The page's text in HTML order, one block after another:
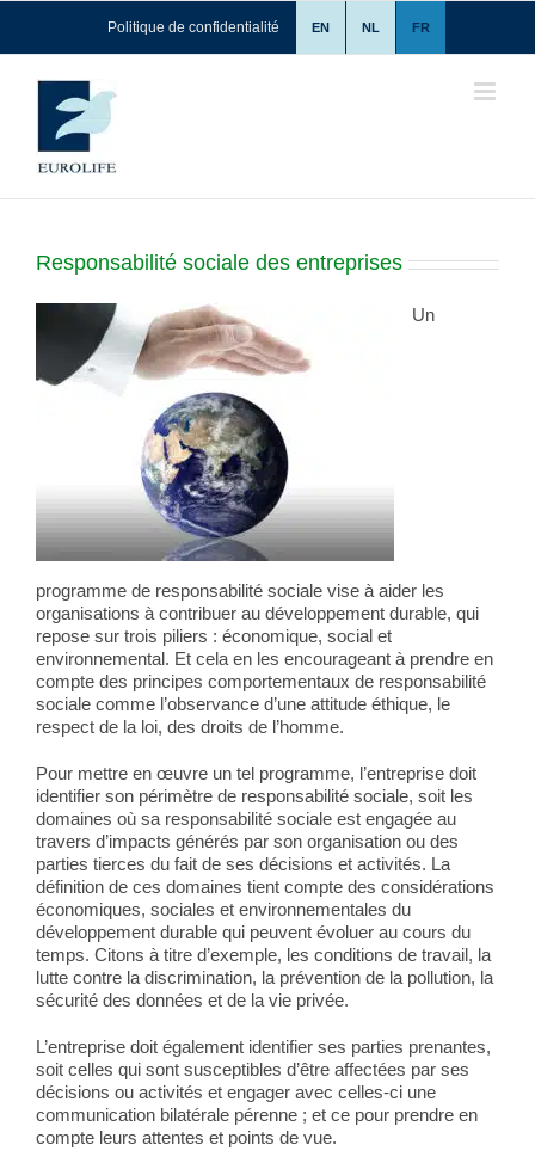
content
Politique de confidentialité EN NL FR
Responsabilité sociale des entreprises
Un
programme de responsabilité sociale vise à aider les
organisations à contribuer au développement durable, qui
repose sur trois piliers : économique, social et
environnemental. Et cela en les encourageant à prendre en
compte des principes comportementaux de responsabilité
sociale comme l’observance d’une attitude éthique, le
respect de la loi, des droits de l’homme.
Pour mettre en œuvre un tel programme, l’entreprise doit
identifier son périmètre de responsabilité sociale, soit les
domaines où sa responsabilité sociale est engagée au
travers d’impacts générés par son organisation ou des
parties tierces du fait de ses décisions et activités. La
définition de ces domaines tient compte des considérations
économiques, sociales et environnementales du
développement durable qui peuvent évoluer au cours du
temps. Citons à titre d’exemple, les conditions de travail, la
lutte contre la discrimination, la prévention de la pollution, la
sécurité des données et de la vie privée.
L’entreprise doit également identifier ses parties prenantes,
soit celles qui sont susceptibles d’être affectées par ses
décisions ou activités et engager avec celles-ci une
communication bilatérale pérenne ; et ce pour prendre en
compte leurs attentes et points de vue.